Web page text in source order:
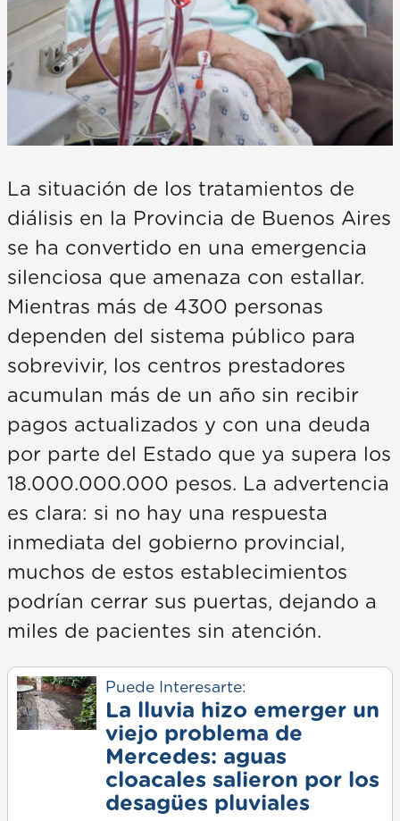
La situación de los tratamientos de
diálisis en la Provincia de Buenos Aires
se ha convertido en una emergencia
silenciosa que amenaza con estallar.
Mientras más de 4300 personas
dependen del sistema público para
sobrevivir, los centros prestadores
acumulan más de un año sin recibir
pagos actualizados y con una deuda
por parte del Estado que ya supera los
18.000.000.000 pesos. La advertencia
es clara: si no hay una respuesta
inmediata del gobierno provincial,
muchos de estos establecimientos
podrían cerrar sus puertas, dejando a
miles de pacientes sin atención.
Puede Interesarte:
La lluvia hizo emerger un
viejo problema de
Mercedes: aguas
cloacales salieron por los
desagües pluviales